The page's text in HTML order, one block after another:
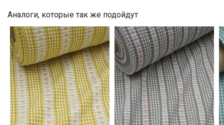
Аналоги, которые так же подойдут
Подписаться
Ознакомлен(а) сПолитикой обработки персональных
данныхи даюСогласие на обработку персональных
данных